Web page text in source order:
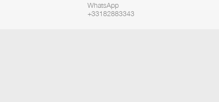
WhatsApp
+33182883343